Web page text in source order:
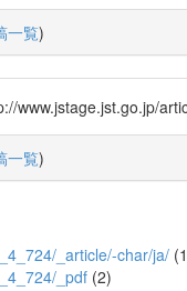
一覧)
www.jstage.jst.go.jp/
一覧)
_article/-char/ja/
_pdf (2)